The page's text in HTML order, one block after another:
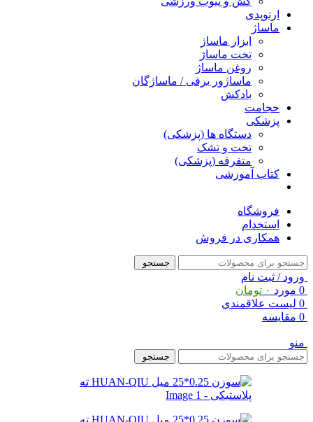
ارتوپدی
ماساژ
ابزار ماساژ
تخت ماساژ
روغن ماساژ
ماساژور برقی / ماساژگان
بادکش
حجامت
پزشکی
دستگاه ها (پزشکی)
تخت و تشک
متفرقه (پزشکی)
کتاب آموزشی
فروشگاه
استخدام
همکاری در فروش
جستجو
ورود / ثبت نام
0 مورد ۰ تومان
0 لیست علاقمندی
0 مقایسه
منو
جستجو